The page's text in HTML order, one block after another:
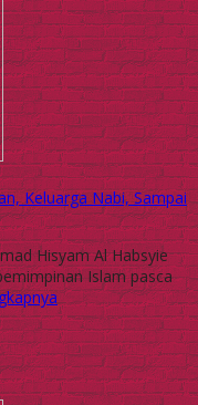
Keluarga Nabi, Sampai
Hisyam Al Habsyie
Islam pasca